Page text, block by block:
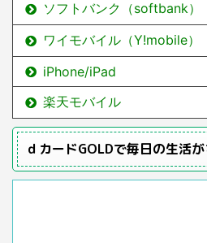
ソフトバンク（softbank）
ワイモバイル（Y!mobile）
iPhone/iPad
楽天モバイル
ｄカードGOLDで毎日の生活